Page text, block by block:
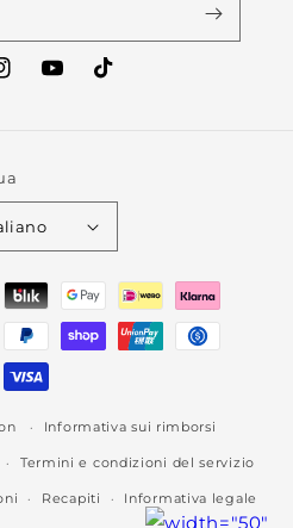
YouTubeTikTok
Informativa sui rimborsi
Termini e condizioni del servizio
Recapiti Informativa legale